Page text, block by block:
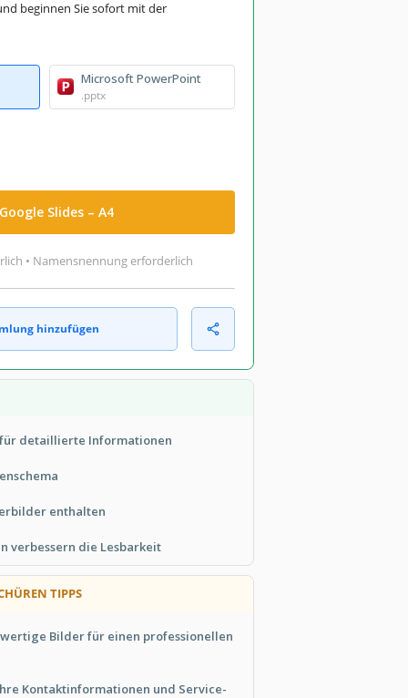
beginnen Sie sofort mit der
Microsoft PowerPoint
.pptx
Slides – A4
• Namensnennung erforderlich
hinzufügen
detaillierte Informationen
enthalten
verbessern die Lesbarkeit
TIPPS
Bilder für einen professionellen
Kontaktinformationen und Service-